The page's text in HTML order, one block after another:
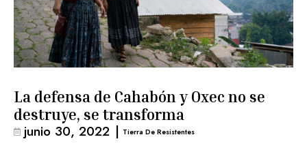
La defensa de Cahabón y Oxec no se
destruye, se transforma
junio 30, 2022 | Tierra De Resistentes